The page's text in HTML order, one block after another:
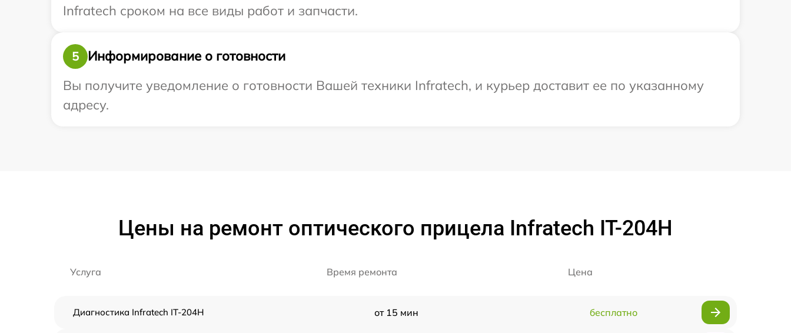
Infratech сроком на все виды работ и запчасти.
5
Информирование о готовности
Вы получите уведомление о готовности Вашей техники Infratech, и курьер доставит ее по указанному
адресу.
Цены на ремонт оптического прицела Infratech IT-204H
Услуга Время ремонта Цена
Диагностика Infratech IT-204H от 15 мин бесплатно